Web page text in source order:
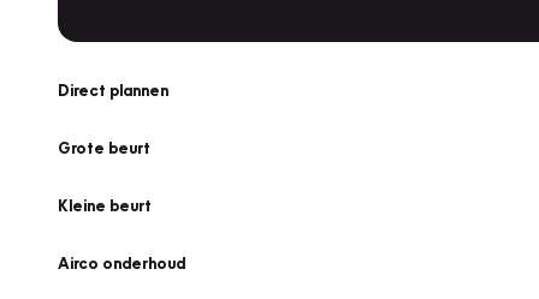
Direct plannen
Grote beurt
Kleine beurt
Airco onderhoud